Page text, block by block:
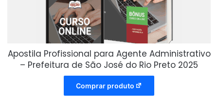
Apostila Profissional para Agente Administrativo
– Prefeitura de São José do Rio Preto 2025
Comprar produto